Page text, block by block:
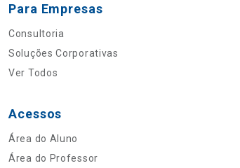
Para Empresas
Consultoria
Soluções Corporativas
Ver Todos
Acessos
Área do Aluno
Área do Professor